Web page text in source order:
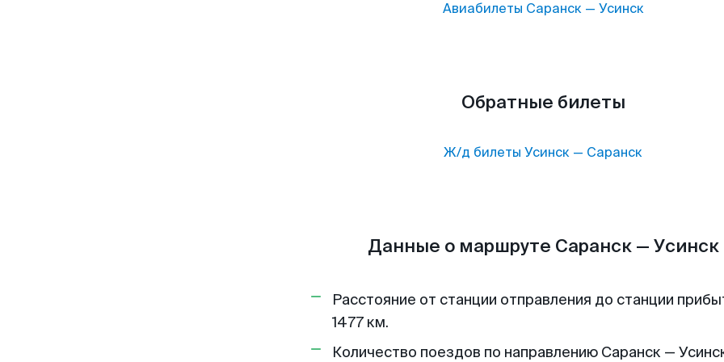
Авиабилеты Саранск— Усинск
Обратные билеты
Ж/д билеты Усинск — Саранск
Данные о маршруте Саранск — Усинск
Расстояние от станции отправления до станции
1477 км.
Количество поездов по направлению Саранск —